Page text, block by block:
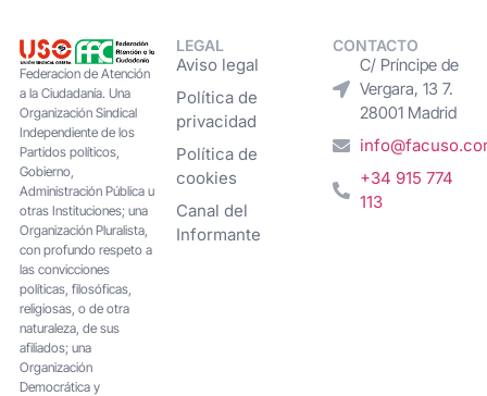
Federacion de Atención
a la Ciudadanía. Una
Organización Sindical
Independiente de los
Partidos políticos,
Gobierno,
Administración Pública u
otras Instituciones; una
Organización Pluralista,
con profundo respeto a
las convicciones
políticas, filosóficas,
religiosas, o de otra
naturaleza, de sus
afiliados; una
Organización
Democrática y
LEGAL
Aviso legal
Política de
privacidad
Política de
cookies
Canal del
Informante
CONTACTO
C/ Príncipe de
Vergara, 13 7.
28001 Madrid
+34 915 774
113